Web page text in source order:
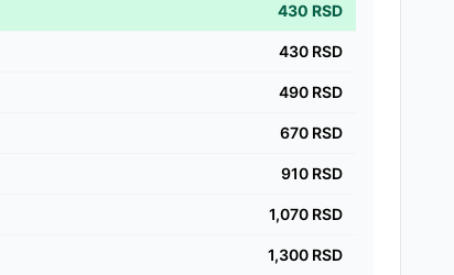
430 RSD
430 RSD
490 RSD
670 RSD
910 RSD
1,070 RSD
1,300 RSD